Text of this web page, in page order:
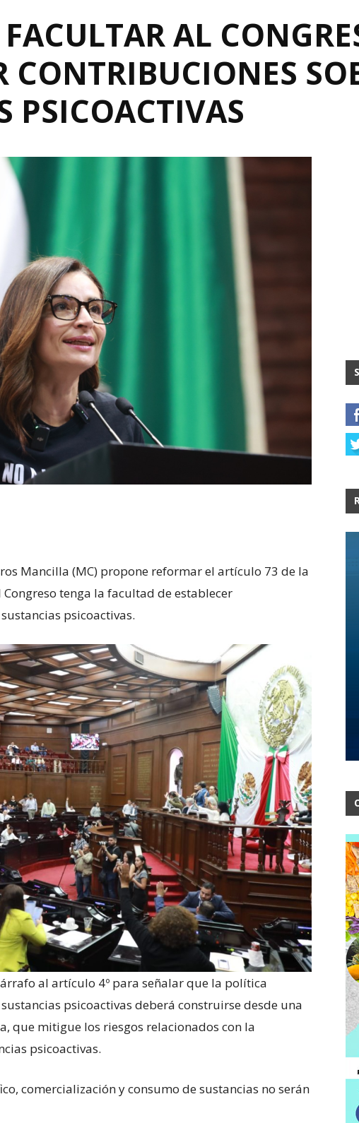
AL
CONTRIBUCIONES
PSICOACTIVAS
Mancilla (MC) propone reformar el artículo 73 de la
tenga la facultad de establecer
psicoactivas.
al artículo 4º para señalar que la política
psicoactivas deberá construirse desde una
que mitigue los riesgos relacionados con la
psicoactivas.
comercialización y consumo de sustancias no serán